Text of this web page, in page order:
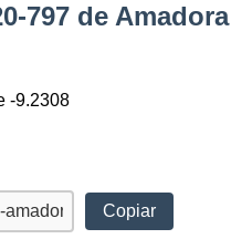
797 de Amadora
-9.2308
Copiar